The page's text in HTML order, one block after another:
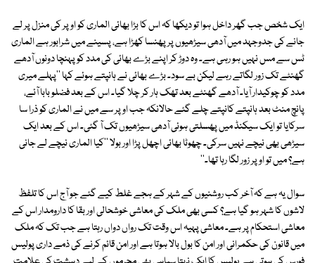
ایک شخص جب گھر داخل ہوا تو دیکھا کہ اس کا بڑا بھائی الماری کو اوپر کی منزل پر لے
جانے کی جدوجہد میں آدھی سیڑھیوں پر پھنسا کھڑا ہے، پسینے میں شرابور ہے الماری
ٹس سے مس نہیں ہو رہی ہے۔ وہ دوڑ کر اپنے بڑے بھائی کی مدد کو پہنچا دونوں آدھے
گھنٹے تک زور لگاتے رہے لیکن بے سود۔ بڑے بھائی نے ہانپتے ہوئے کہا ''پہلے میری
مدد کو چوکیدار آیا۔ آدھے گھنٹے بعد تھک ہار کر چلا گیا۔ اس کے بعد فضلو بابا آئے،
پانچ منٹ بعد ہانپتے کانپتے چلے گئے حالانکہ جب اوپر سے میں نے الماری کو ذرا سا
سرکایا تو ایک سیکنڈ میں پھسلتی ہوئی آدھی سیڑھیوں تک آ گئی۔ اس کے بعد ایک
سیڑھی بھی نیچے نہیں سرکی۔ چھوٹا بھائی اچھل پڑا اور بولا ''کیا الماری نیچے لے جانی
ہے؟ میں تو اوپر زور لگا رہا تھا۔''
سوال یہ ہے کہ آخر کب روشنیوں کے شہر کے ہجے غلط کیے گئے جو آج اس کا تلفظ
لاشوں کا شہر ہو گیا ہے؟ کسی بھی ملک کی معاشی خوشحالی اور بقا کا دارومدار اس کے
معاشی استحکام پر ہے۔ معاشی پہیہ اس وقت تک رواں دواں رہتا ہے جب تک کہ ملک
میں قانون کی حکمرانی اور امن کا بول بالا ہوتا ہے اور امن قائم کرنے کی ذمے داری پولیس